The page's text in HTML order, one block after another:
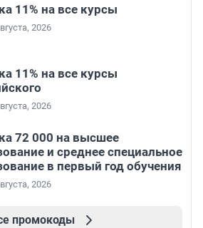
11% на все курсы
2026
11% на все курсы
2026
72 000 на высшее
и среднее специальное
в первый год обучения
2026
промокоды